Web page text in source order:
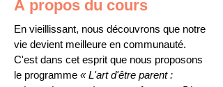
À propos du cours
En vieillissant, nous découvrons que notre
vie devient meilleure en communauté.
C'est dans cet esprit que nous proposons
le programme « L'art d'être parent :